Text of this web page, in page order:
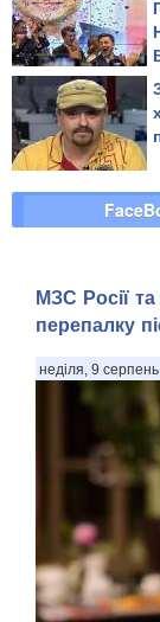
МЗС Росії
перепалку
неділя, 9